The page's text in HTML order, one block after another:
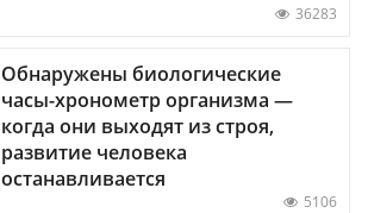
36283
Обнаружены биологические
часы-хронометр организма —
когда они выходят из строя,
развитие человека
останавливается
5106